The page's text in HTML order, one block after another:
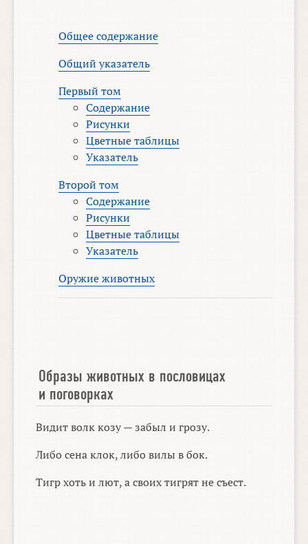
Общее содержание
Общий указатель
Первый том
Содержание
Рисунки
Цветные таблицы
Указатель
Второй том
Содержание
Рисунки
Цветные таблицы
Указатель
Оружие животных
Образы животных в пословицах
и поговорках
Видит волк козу — забыл и грозу.
Либо сена клок, либо вилы в бок.
Тигр хоть и лют, а своих тигрят не съест.